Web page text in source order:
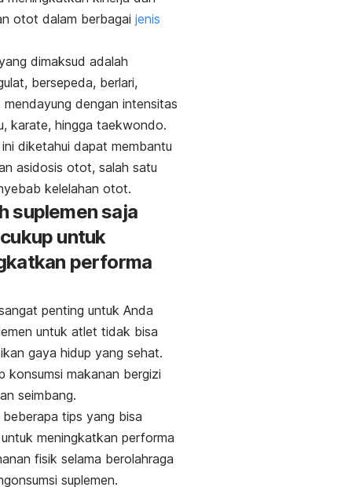
otot dalam berbagai jenis
dimaksud adalah
bersepeda, berlari,
mendayung dengan intensitas
karate, hingga taekwondo.
ini diketahui dapat membantu
asidosis otot, salah satu
kelelahan otot.
suplemen saja
untuk
performa
penting untuk Anda
untuk atlet tidak bisa
gaya hidup yang sehat.
konsumsi makanan bergizi
seimbang.
beberapa tips yang bisa
meningkatkan performa
fisik selama berolahraga
suplemen.